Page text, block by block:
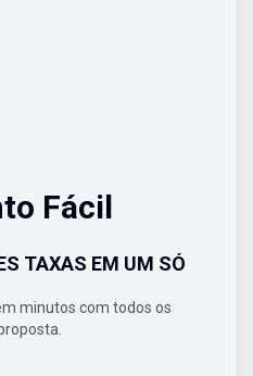
Fácil
TAXAS EM UM SÓ
minutos com todos os